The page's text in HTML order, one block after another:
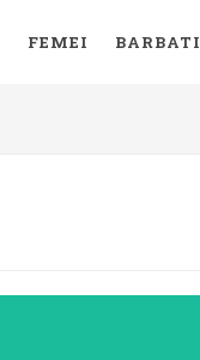
FEMEI BARBATI